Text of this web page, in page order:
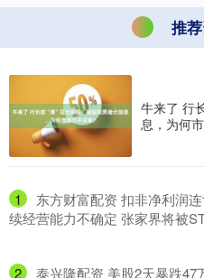
推
牛来了 行
息，为何
1
东方财富配资 扣非净利润
续经营能力不确定 张家界将被
2
泰兴隆配资 美股2天暴跌47